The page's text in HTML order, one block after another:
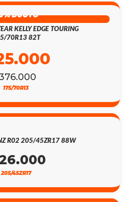
DSCTO
KELLY EDGE TOURING
70R13 82T
175/70R13
R02 205/45ZR17 88W
205/45ZR17